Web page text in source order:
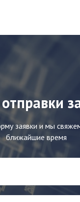
заявки и мы
ближайшие время